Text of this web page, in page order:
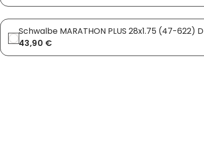
Schwalbe MARATHON PLUS 28x1.75 (47-
43,90 €